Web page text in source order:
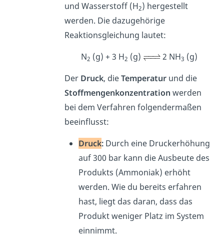
und Wasserstoff (H2) hergestellt
werden. Die dazugehörige
Reaktionsgleichung lautet:
N2 (g) + 3 H2 (g) 2 NH3 (g)
Der Druck, dieTemperatur und die
Stoffmengenkonzentration werden
bei dem Verfahren folgendermaßen
beeinflusst:
Druck: Durch eine Druckerhöhung
auf 300 bar kann die Ausbeute des
Produkts (Ammoniak) erhöht
werden. Wie du bereits erfahren
hast, liegt das daran, dass das
Produkt weniger Platz im System
einnimmt.